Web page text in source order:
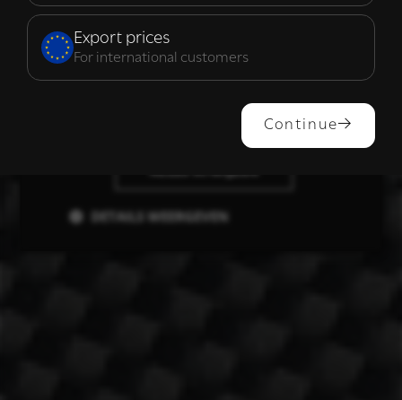
Export prices
For international customers
Continue
ALLES ACCEPTEREN
DETAILS WEERGEVEN